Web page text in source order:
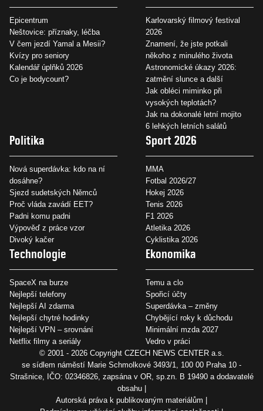
Epicentrum
Neštovice: příznaky, léčba
V čem jezdí Yamal a Mesii?
Kvízy pro seniory
Kalendář úplňků 2026
Co je bodycount?
Karlovarský filmový festival
2026
Znamení, že jste potkali
někoho z minulého života
Astronomické úkazy 2026:
zatmění slunce a další
Jak obléci miminko při
vysokých teplotách?
Jak na dokonalé letní mojito
6 lehkých letních salátů
Politika
Nová superdávka: kdo na ní
dosáhne?
Sjezd sudetských Němců
Proč vláda zavádí EET?
Padni komu padni
Výpověď z práce vzor
Divoký kačer
Sport 2026
MMA
Fotbal 2026/27
Hokej 2026
Tenis 2026
F1 2026
Atletika 2026
Cyklistika 2026
Technologie
SpaceX na burze
Nejlepší telefony
Nejlepší AI zdarma
Nejlepší chytré hodinky
Nejlepší VPN – srovnání
Netflix filmy a seriály
Ekonomika
Temu a clo
Spořicí účty
Superdávka – změny
Chybějící roky k důchodu
Minimální mzda 2027
Vedro v práci
© 2001 - 2026 Copyright CZECH NEWS CENTER a.s.
se sídlem náměstí Marie Schmolkové 3493/1, 100 00 Praha 10 -
Strašnice, IČO: 02346826, zapsána v OR, sp.zn. B 19490 a dodavatelé
obsahu
Autorská práva k publikovaným materiálům